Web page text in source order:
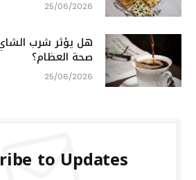
25/06/2026
هل يؤثر شرب
صحة العظام؟
25/06/2026
to Updates